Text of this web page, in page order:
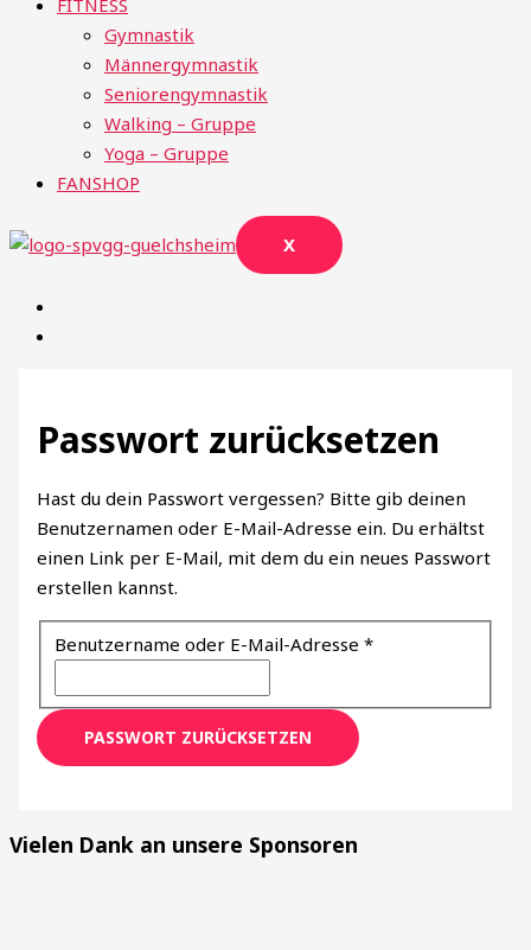
FITNESS
Gymnastik
Männergymnastik
Seniorengymnastik
Walking – Gruppe
Yoga – Gruppe
FANSHOP
X
Passwort zurücksetzen
Hast du dein Passwort vergessen? Bitte gib deinen
Benutzernamen oder E-Mail-Adresse ein. Du erhältst
einen Link per E-Mail, mit dem du ein neues Passwort
erstellen kannst.
Benutzername oder E-Mail-Adresse*
Vielen Dank an unsere Sponsoren